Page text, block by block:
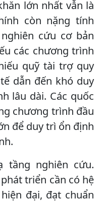
lớn nhất vẫn là
còn nặng tính
cứu cơ bản
các chương trình
quỹ tài trợ quy
dẫn đến khó duy
lâu dài. Các quốc
chương trình đầu
để duy trì ổn định
tầng nghiên cứu.
triển cần có hệ
đại, đạt chuẩn